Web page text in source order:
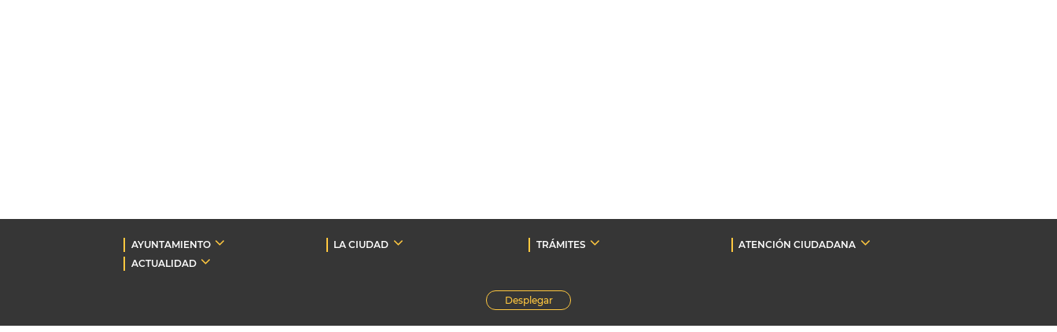
AYUNTAMIENTO LA CIUDAD TRÁMITES
ATENCIÓN CIUDADANA
ACTUALIDAD
Desplegar